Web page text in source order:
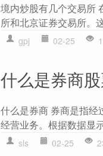
境内炒股有几个交易所
所和北京证券交易所。
gpj 02-25
什么是券商
什么是券商 券商是指经
经营业务。根据数据显
sls 02-25